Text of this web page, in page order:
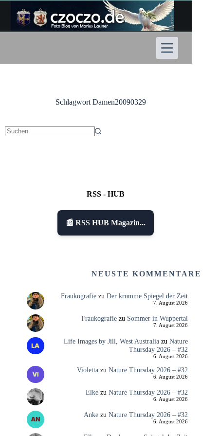
Inhalt
springen
Schlagwort Damen20090329
RSS - HUB
📰 RSS HUB Magazin...
NEUSTE KOMMENTARE
Fraukografiezu Der krumme Spiegel der Zeit
7. August 2026
Fraukografiezu Sommer in Wuppertal
7. August 2026
Life Images by Jill, West Australiazu Nature
Thursday 2026 – #32
6. August 2026
Violettazu Nature Thursday 2026 – #32
6. August 2026
Elkezu Nature Thursday 2026 – #32
6. August 2026
Ankezu Nature Thursday 2026 – #32
6. August 2026